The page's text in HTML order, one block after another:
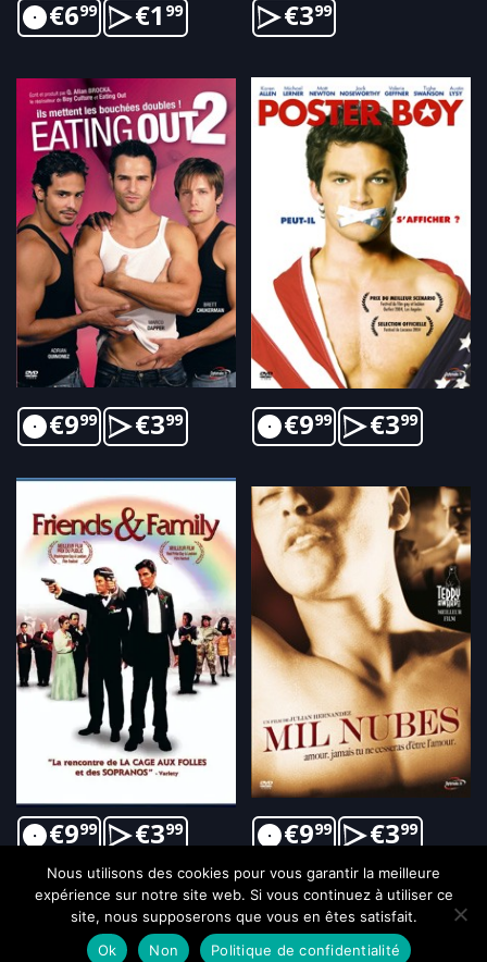
€699 €1 99 €399
€999 €399 €999 €399
€999 €399 €999 €399
Copyright © 2021-2026, Optimale SARL. Tous droits réservés.
Nous utilisons des cookies pour vous garantir la meilleure
expérience sur notre site web. Si vous continuez à utiliser ce
site, nous supposerons que vous en êtes satisfait.
Ok
Non Politique de confidentialité